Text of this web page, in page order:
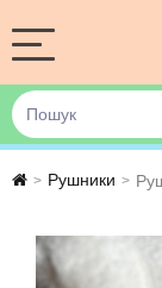
> Рушники >